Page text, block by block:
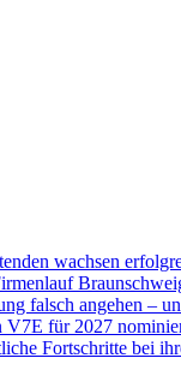
wachsen
falsch angehen –
für 2027
Fortschritte bei